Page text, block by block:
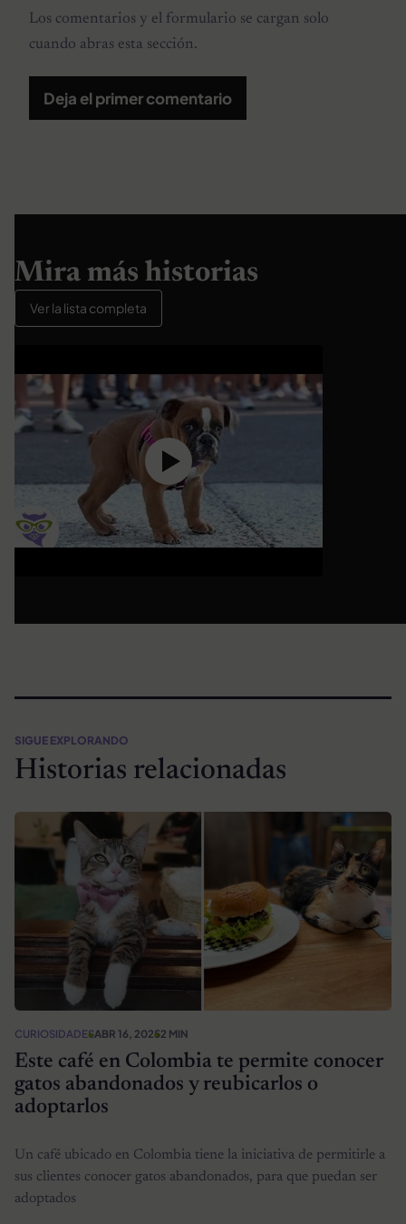
Los comentarios y el formulario se cargan solo
cuando abras esta sección.
Deja el primer comentario
Mira más historias
Ver la lista completa
SIGUE EXPLORANDO
Historias relacionadas
CURIOSIDADESABR 16, 20252 MIN
Este café en Colombia te permite conocer
gatos abandonados y reubicarlos o
adoptarlos
Un café ubicado en Colombia tiene la iniciativa de permitirle a
sus clientes conocer gatos abandonados, para que puedan ser
adoptados